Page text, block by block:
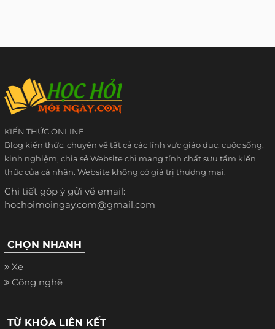
KIẾN THỨC ONLINE
Blog kiến thức, chuyên về tất cả các lĩnh vực giáo dục, cuộc sống,
kinh nghiệm, chia sẻ Website chỉ mang tính chất sưu tầm kiến
thức của cá nhân. Website không có giá trị thương mại.
Chi tiết góp ý gửi về email:
hochoimoingay.com@gmail.com
CHỌN NHANH
Xe
Công nghệ
TỪ KHÓA LIÊN KẾT